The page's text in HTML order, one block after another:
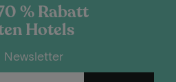
% Rabatt
Hotels
Newsletter